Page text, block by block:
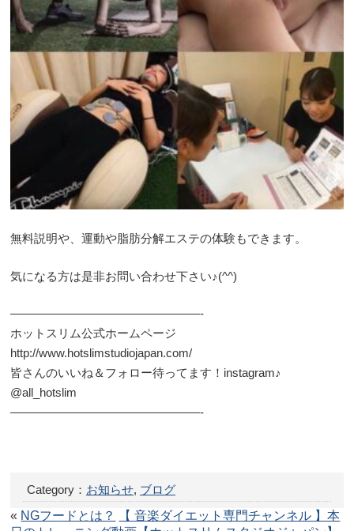
無料説明や、運動や脂肪分解エステの体験もできます。
気になる方は是非お問い合わせ下さい♪(^^)
————————————————-
ホットスリム公式ホームページ
http://www.hotslimstudiojapan.com/
皆さんのいいね＆フォロー待ってます！instagram♪
@all_hotslim
————————————————-
Category： お知らせ, ブログ
« NGフードとは？
【 音楽ダイエット専門チャンネル 】本